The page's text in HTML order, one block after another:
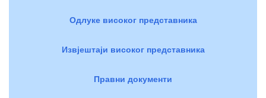
Одлуке високог представника
Извјештаји високог представника
Правни документи